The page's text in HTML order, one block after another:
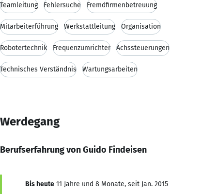
Teamleitung Fehlersuche Fremdfirmenbetreuung
Mitarbeiterführung Werkstattleitung Organisation
Robotertechnik Frequenzumrichter Achssteuerungen
Technisches Verständnis Wartungsarbeiten
Werdegang
Berufserfahrung von Guido Findeisen
Bis heute 11 Jahre und 8 Monate, seit Jan. 2015